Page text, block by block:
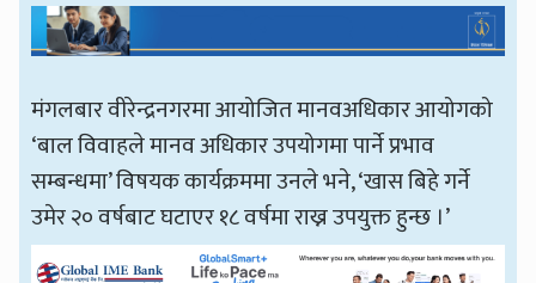
मंगलबार वीरेन्द्रनगरमा आयोजित मानवअधिकार आयोगको
‘बाल विवाहले मानव अधिकार उपयोगमा पार्ने प्रभाव
सम्बन्धमा’ विषयक कार्यक्रममा उनले भने, ‘खास बिहे गर्ने
उमेर २० वर्षबाट घटाएर १८ वर्षमा राख्न उपयुक्त हुन्छ ।’